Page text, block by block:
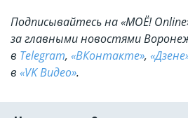
Подписывайтесь на «МОЁ!
за главными новостями
в Telegram, «ВКонтакте»,
в «VK Видео».